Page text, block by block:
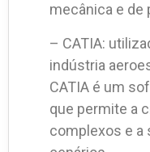
mecânica e de
– CATIA:
indústria
CATIA é um
que permite a
complexos e a